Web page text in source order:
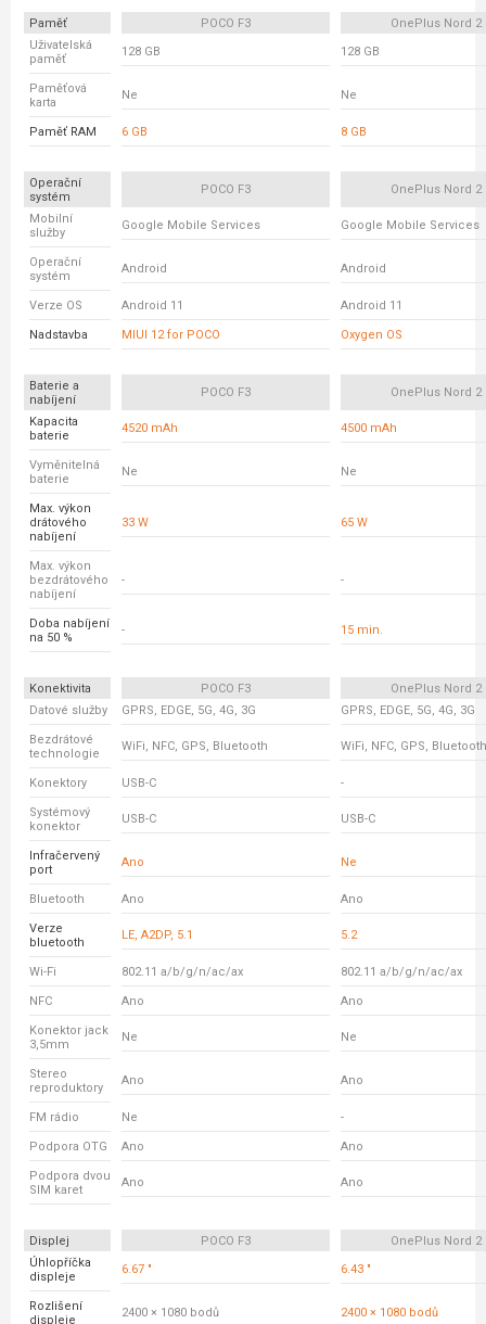
Paměť POCO F3
OnePlus Nord 2
Uživatelská
paměť
128 GB 128 GB
Paměťová
karta
Ne Ne
Paměť RAM 6 GB 8 GB
Operační
systém
POCO F3 OnePlus Nord 2
Mobilní
služby
Google Mobile Services Google Mobile Services
Operační
systém
Android Android
Verze OS Android 11 Android 11
Nadstavba MIUI 12 for POCO Oxygen OS
Baterie a
nabíjení
POCO F3 OnePlus Nord 2
Kapacita
baterie
4520 mAh 4500 mAh
Vyměnitelná
baterie
Ne Ne
Max. výkon
drátového
nabíjení
33 W 65 W
Max. výkon
bezdrátového
nabíjení
- -
Doba nabíjení
na 50 %
- 15 min.
Konektivita POCO F3
OnePlus Nord 2
Datové služby
GPRS, EDGE, 5G, 4G, 3G GPRS, EDGE, 5G, 4G, 3G
Bezdrátové
technologie
WiFi, NFC, GPS, Bluetooth WiFi, NFC, GPS, Bluetooth
Konektory USB-C -
Systémový
konektor
USB-C USB-C
Infračervený
port
Ano Ne
Bluetooth Ano Ano
Verze
bluetooth
LE, A2DP, 5.1 5.2
Wi-Fi 802.11 a/b/g/n/ac/ax 802.11 a/b/g/n/ac/ax
NFC Ano Ano
Konektor jack
3,5mm
Ne Ne
Stereo
reproduktory
Ano Ano
FM rádio Ne -
Podpora OTG Ano Ano
Podpora dvou
SIM karet
Ano Ano
Displej POCO F3
OnePlus Nord 2
Úhlopříčka
displeje
6.67 " 6.43 "
Rozlišení
displeje
2400 × 1080 bodů 2400 × 1080 bodů